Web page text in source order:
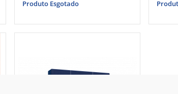
Produto Esgotado